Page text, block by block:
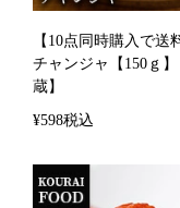
【10点同時購入で送
チャンジャ【150ｇ
蔵】
¥598税込